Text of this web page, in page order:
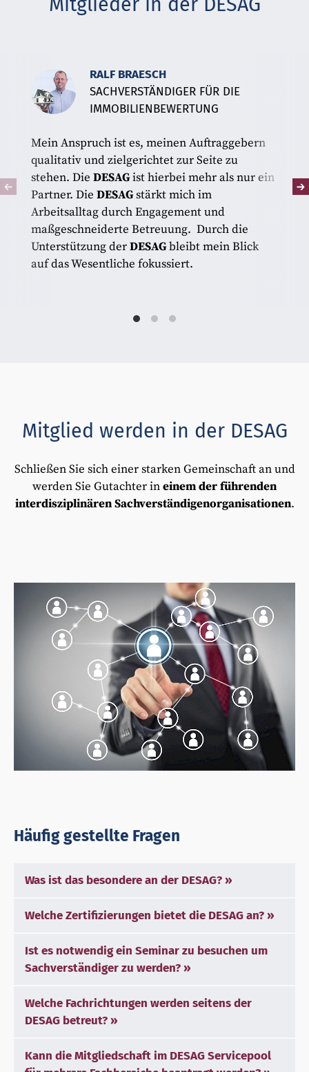
RALF BRAESCH
SACHVERSTÄNDIGER FÜR DIE
IMMOBILIENBEWERTUNG
Mein Anspruch ist es, meinen Auftraggebern
qualitativ und zielgerichtet zur Seite zu
stehen. Die DESAGist hierbei mehr als nur ein
Partner. Die DESAGstärkt mich im
Arbeitsalltag durch Engagement und
maßgeschneiderte Betreuung. Durch die
Unterstützung derDESAGbleibt mein Blick
auf das Wesentliche fokussiert.
Mitglied werden in der DESAG
Schließen Sie sich einer starken Gemeinschaft an und
werden Sie Gutachter ineinem der führenden
interdisziplinären Sachverständigenorganisationen.
Häufig gestellte Fragen
Was ist das besondere an der DESAG?
Welche Zertifizierungen bietet die DESAG an?
Ist es notwendig ein Seminar zu besuchen um
Sachverständiger zu werden?
Welche Fachrichtungen werden seitens der
DESAG betreut?
Kann die Mitgliedschaft im DESAG Servicepool